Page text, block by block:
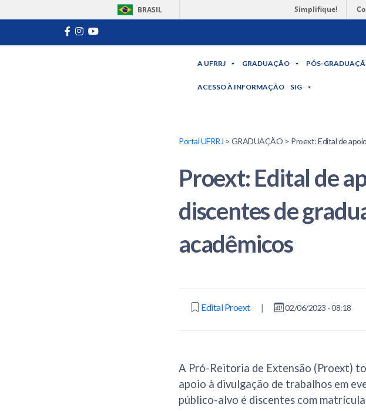
BRASIL Simplifique!
A UFRRJ GRADUAÇÃO PÓS-
ACESSO À INFORMAÇÃO SIG
Portal UFRRJ > GRADUAÇÃO > Proext: Edital de
Proext: Edital de
discentes de
acadêmicos
Edital Proext | 02/06/2023 - 08:18
A Pró-Reitoria de Extensão (Proext)
apoio à divulgação de trabalhos em
público-alvo é discentes com